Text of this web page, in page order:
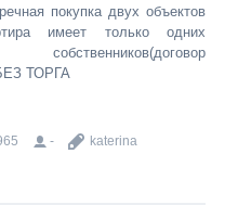
покупка двух объектов
имеет только одних
ТОРГА
-
katerina